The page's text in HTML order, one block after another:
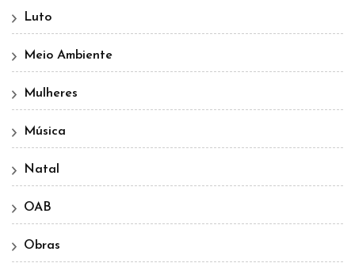
Luto
Meio Ambiente
Mulheres
Música
Natal
OAB
Obras